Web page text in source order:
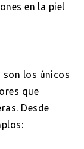
en la piel
son los únicos
que
Desde